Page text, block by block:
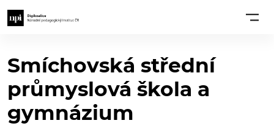
Smíchovská střední
průmyslová škola a
gymnázium